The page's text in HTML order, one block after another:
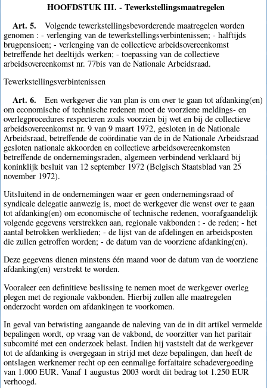
HOOFDSTUK III. - Tewerkstellingsmaatregelen
Art. 5.
Volgende tewerkstellingsbevorderende maatregelen worden
genomen : - verlenging van de tewerkstellingsverbintenissen; - halftijds
brugpensioen; - verlenging van de collectieve arbeidsovereenkomst
betreffende het deeltijds werken; - toepassing van de collectieve
arbeidsovereenkomst nr. 77bis van de Nationale Arbeidsraad.
Tewerkstellingsverbintenissen
Art. 6.
Een werkgever die van plan is om over te gaan tot afdanking(en)
om economische of technische redenen moet de voorziene meldings- en
overlegprocedures respecteren zoals voorzien bij wet en bij de collectieve
arbeidsovereenkomst nr. 9 van 9 maart 1972, gesloten in de Nationale
Arbeidsraad, betreffende de coördinatie van de in de Nationale Arbeidsraad
gesloten nationale akkoorden en collectieve arbeidsovereenkomsten
betreffende de ondernemingsraden, algemeen verbindend verklaard bij
koninklijk besluit van 12 september 1972 (Belgisch Staatsblad van 25
november 1972).
Uitsluitend in de ondernemingen waar er geen ondernemingsraad of
syndicale delegatie aanwezig is, moet de werkgever die wenst over te gaan
tot afdanking(en) om economische of technische redenen, voorafgaandelijk
volgende gegevens verstrekken aan, regionale vakbonden : - de reden; - het
aantal betrokken werklieden; - de lijst van de afdelingen en arbeidsposten
die zullen getroffen worden; - de datum van de voorziene afdanking(en).
Deze gegevens dienen minstens één maand voor de datum van de voorziene
afdanking(en) verstrekt te worden.
Vooraleer een definitieve beslissing te nemen moet de werkgever overleg
plegen met de regionale vakbonden. Hierbij zullen alle maatregelen
onderzocht worden om afdankingen te voorkomen.
In geval van betwisting aangaande de naleving van de in dit artikel vermelde
bepalingen wordt, op vraag van de vakbond, de voorzitter van het paritair
subcomité met een onderzoek belast. Indien hij vaststelt dat de werkgever
tot de afdanking is overgegaan in strijd met deze bepalingen, dan heeft de
ontslagen werknemer recht op een eenmalige forfaitaire schadevergoeding
van 1.000 EUR. Vanaf 1 augustus 2003 wordt dit bedrag tot 1.250 EUR
verhoogd.